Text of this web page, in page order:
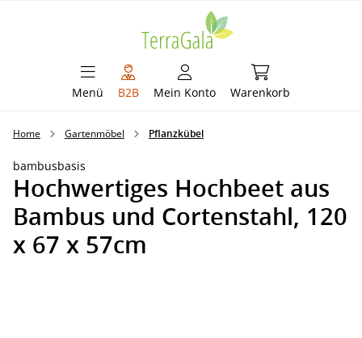
Menü B2B Mein Konto Warenkorb
Warenkorb
Home Gartenmöbel Pflanzkübel
bambusbasis
Hochwertiges Hochbeet aus
Bambus und Cortenstahl, 120
x 67 x 57cm